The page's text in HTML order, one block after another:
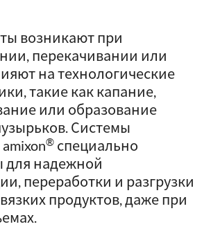
возникают при
перекачивании или
на технологические
такие как капание,
или образование
Системы
® специально
для надежной
переработки и разгрузки
продуктов, даже при